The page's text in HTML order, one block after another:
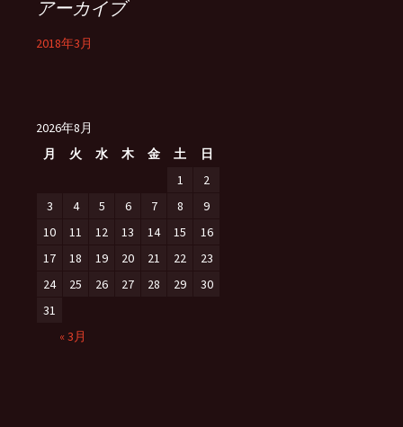
アーカイブ
2018年3月
2026年8月
月
火 水 木 金 土
日
1
2
3
4 5 6 7 8
9
10
11 12 13 14 15
16
17
18 19 20 21 22
23
24
25 26 27 28 29
30
31
« 3月